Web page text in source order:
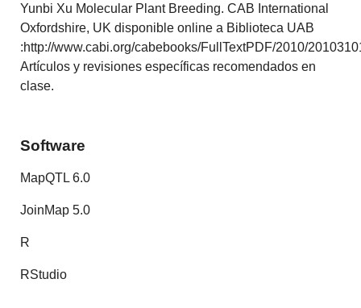
Yunbi Xu Molecular Plant Breeding. CAB International
Oxfordshire, UK disponible online a Biblioteca UAB
:http://www.cabi.org/cabebooks/FullTextPDF/2010/
Artículos y revisiones específicas recomendados en
clase.
Software
MapQTL 6.0
JoinMap 5.0
R
RStudio